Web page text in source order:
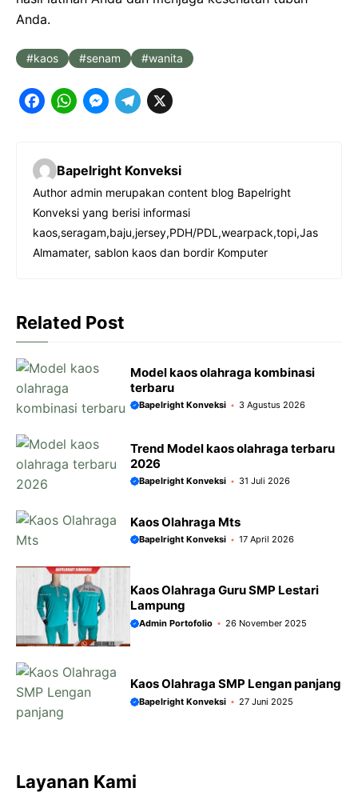
Anda.
kaos senam wanita
F
c
e
b
o
o
W
t
s
A
p
M
s
e
n
g
r
T
e
g
r
a
X
Bapelright Konveksi
Author admin merupakan content blog Bapelright
Konveksi yang berisi informasi
kaos,seragam,baju,jersey,PDH/PDL,wearpack,topi,Jas
Almamater, sablon kaos dan bordir Komputer
Related Post
Model kaos olahraga kombinasi
terbaru
Bapelright Konveksi 3 Agustus 2026
Trend Model kaos olahraga terbaru
2026
Bapelright Konveksi 31 Juli 2026
Kaos Olahraga Mts
Bapelright Konveksi 17 April 2026
Kaos Olahraga Guru SMP Lestari
Lampung
Admin Portofolio 26 November 2025
Kaos Olahraga SMP Lengan panjang
Bapelright Konveksi 27 Juni 2025
Layanan Kami